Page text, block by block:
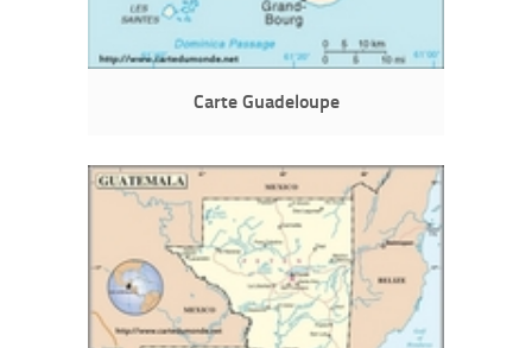
Carte Guadeloupe